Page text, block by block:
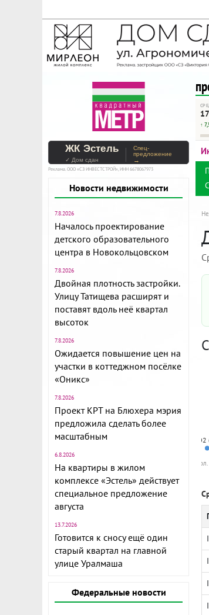
На Метре реклама
Помогайте
↑
ЖК Эстель
✓ Дом сдан
Спец-
предложение
→
Реклама. ООО «СЗ ИНВЕСТСТРОЙ», ИНН 6678067973
Новости недвижимости
7.8.2026
Началось проектирование
детского образовательного
центра в Новокольцовском
7.8.2026
Двойная плотность застройки.
Улицу Татищева расширят и
поставят вдоль неё квартал
высоток
7.8.2026
Ожидается повышение цен на
участки в коттеджном посёлке
«Оникс»
7.8.2026
Проект КРТ на Блюхера мэрия
предложила сделать более
масштабным
6.8.2026
На квартиры в жилом
комплексе «Эстель» действует
специальное предложение
августа
13.7.2026
Готовится к сносу ещё один
старый квартал на главной
улице Уралмаша
Федеральные новости
II